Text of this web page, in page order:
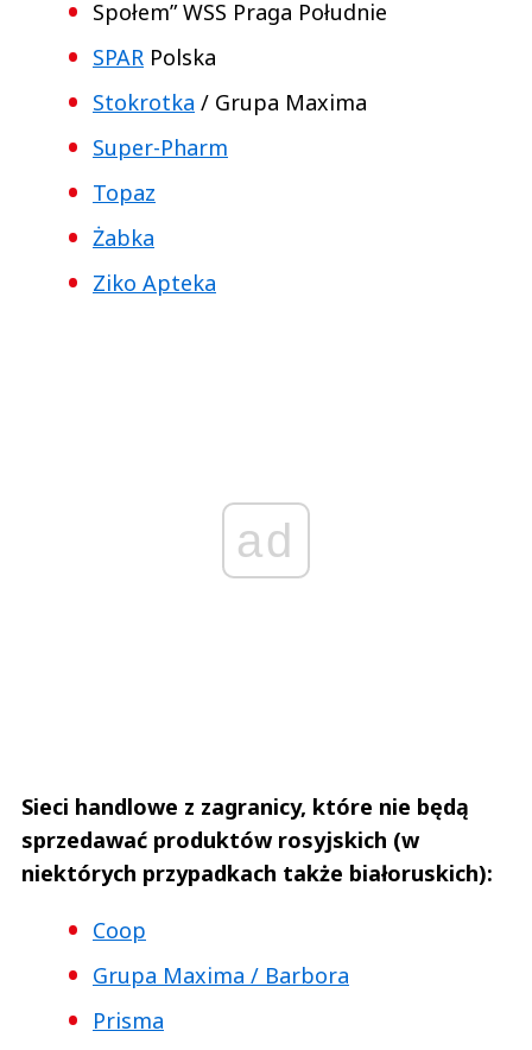
Społem” WSS Praga Południe
SPAR Polska
Stokrotka / Grupa Maxima
Super-Pharm
Topaz
Żabka
Ziko Apteka
ad
Sieci handlowe z zagranicy, które nie będą
sprzedawać produktów rosyjskich (w
niektórych przypadkach także białoruskich):
Coop
Grupa Maxima / Barbora
Prisma